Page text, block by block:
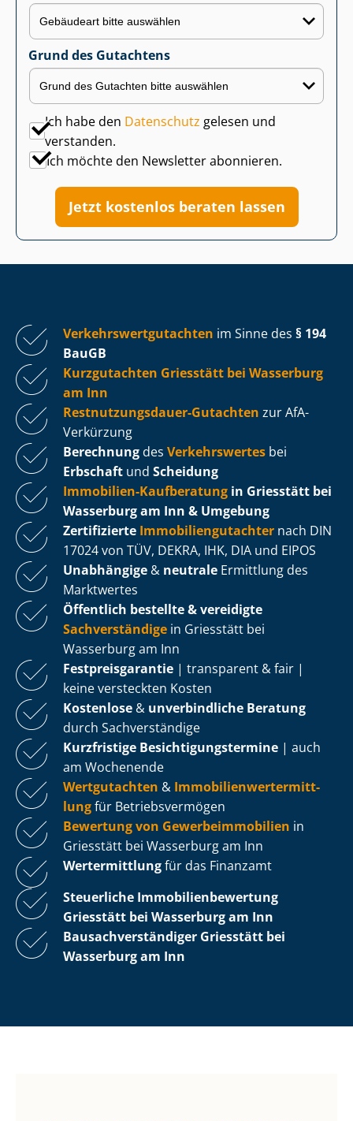
Grund des Gutachtens
Ich habe den Datenschutz gelesen und
verstanden.
Ich möchte den Newsletter abonnieren.
Jetzt kostenlos beraten lassen
Ver­kehrs­wert­gut­ach­ten im Sinne des § 194
BauGB
Kurzgutachten Griesstätt bei Wasserburg
am Inn
Rest­nut­zungs­dau­er-Gutachten zur AfA-
Verkürzung
Berechnung des Verkehrswertes bei
Erbschaft und Scheidung
Immobilien-Kaufberatung in Griesstätt bei
Wasserburg am Inn & Umgebung
Zertifizierte Im­mo­bi­li­en­gut­ach­ter nach DIN
17024 von TÜV, DEKRA, IHK, DIA und EIPOS
Unabhängige & neutrale Ermittlung des
Marktwertes
Öffentlich bestellte & vereidigte
Sachverständige in Griesstätt bei
Wasserburg am Inn
Fest­preis­ga­ran­tie | transparent & fair |
keine versteckten Kosten
Kostenlose & unverbindliche Beratung
durch Sachverständige
Kurzfristige Be­sich­ti­gungs­ter­mi­ne | auch
am Wochenende
Wertgutachten & Im­mo­bi­li­en­wert­ermitt­
lungfür Be­triebs­ver­mö­gen
Bewertung von Ge­wer­be­im­mo­bi­li­en in
Griesstätt bei Wasserburg am Inn
Wertermittlungfür das Finanzamt
Steuerliche Im­mo­bi­li­en­be­wer­tung
Griesstätt bei Wasserburg am Inn
Bau­sach­ver­stän­di­ger Griesstätt bei
Wasserburg am Inn